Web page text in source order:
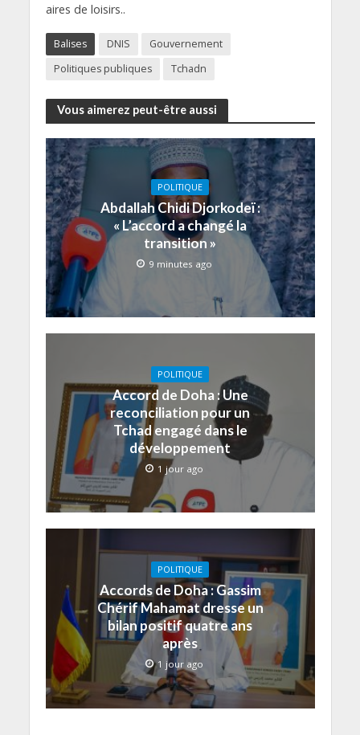
aires de loisirs..
Balises DNIS
Gouvernement
Politiques publiques
Tchadn
Vous aimerez peut-être aussi
POLITIQUE
Abdallah Chidi Djorkodeï :
« L’accord a changé la
transition »
9 minutes ago
POLITIQUE
Accord de Doha : Une
reconciliation pour un
Tchad engagé dans le
développement
1 jour ago
POLITIQUE
Accords de Doha : Gassim
Chérif Mahamat dresse un
bilan positif quatre ans
après
1 jour ago